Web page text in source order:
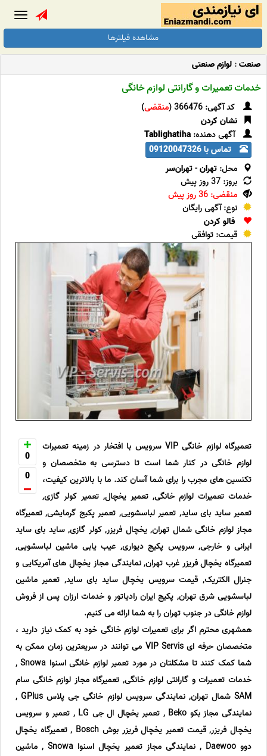
مشاهده فیلترها
صنعت: لوازم صنعتی
خدمات تعمیرات و گارانتی لوازم خانگی
کد آگهی: 366476 ( منقضی)
نشان کردن
آگهی دهنده: Tablighatiha
تماس با 09120047326
محل: تهران-تهران‌سر
بروز: 37 روز پیش
منقضی: 36 روز پیش
نوع: آگهی رایگان
فالو کردن
قیمت: توافقی
0
0
تعمیرگاه لوازم خانگی VIP سرویس با افتخار در زمینه تعمیرات
لوازم خانگی در کنار شما است تا دسترسی به متخصصان و
تکنسین های مجرب را برای شما آسان کند. ما با بالاترین کیفیت،
خدمات تعمیرات لوازم خانگی, تعمیر یخچال, تعمیر کولر گازی,
تعمیر ساید بای ساید, تعمیر لباسشویی, تعمیر پکیج گرمایشی, تعمیرگاه
مجاز لوازم خانگی شمال تهران, یخچال فریزر, کولر گازی, ساید بای ساید
ایرانی و خارجی, سرویس پکیج دیواری, عیب یابی ماشین لباسشویی,
تعمیرگاه یخچال فریزر غرب تهران, نمایندگی مجاز یخچال های آمریکایی و
جنرال الکتریک, قیمت سرویس یخچال ساید بای ساید, تعمیر ماشین
لباسشویی شرق تهران, پکیج ایران رادیاتور و خدمات ارزان پس از فروش
لوازم خانگی در جنوب تهران را به شما ارائه می کنیم.
همشهری محترم اگر برای تعمیرات لوازم خانگی خود به کمک نیاز دارید ،
متخصصان حرفه ای VIP Servis می توانند در سریعترین زمان ممکن به
شما کمک کنند تا مشکلتان در مورد تعمیر لوازم خانگی اسنوا Snowa ,
خدمات تعمیرات و گارانتی لوازم خانگی, تعمیرگاه مجاز لوازم خانگی سام
SAM شمال تهران, نمایندگی سرویس لوازم خانگی جی پلاس GPlus ,
نمایندگی مجاز بکو Beko , تعمیر یخچال ال جی LG , تعمیر و سرویس
یخچال فریزر, قیمت تعمیر یخچال فریزر بوش Bosch , تعمیرگاه یخچال
دوو Daewoo , نمایندگی مجاز تعمیر یخچال اسنوا Snowa , ماشین